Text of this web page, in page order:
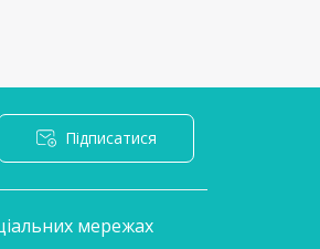
Підписатися
мережах